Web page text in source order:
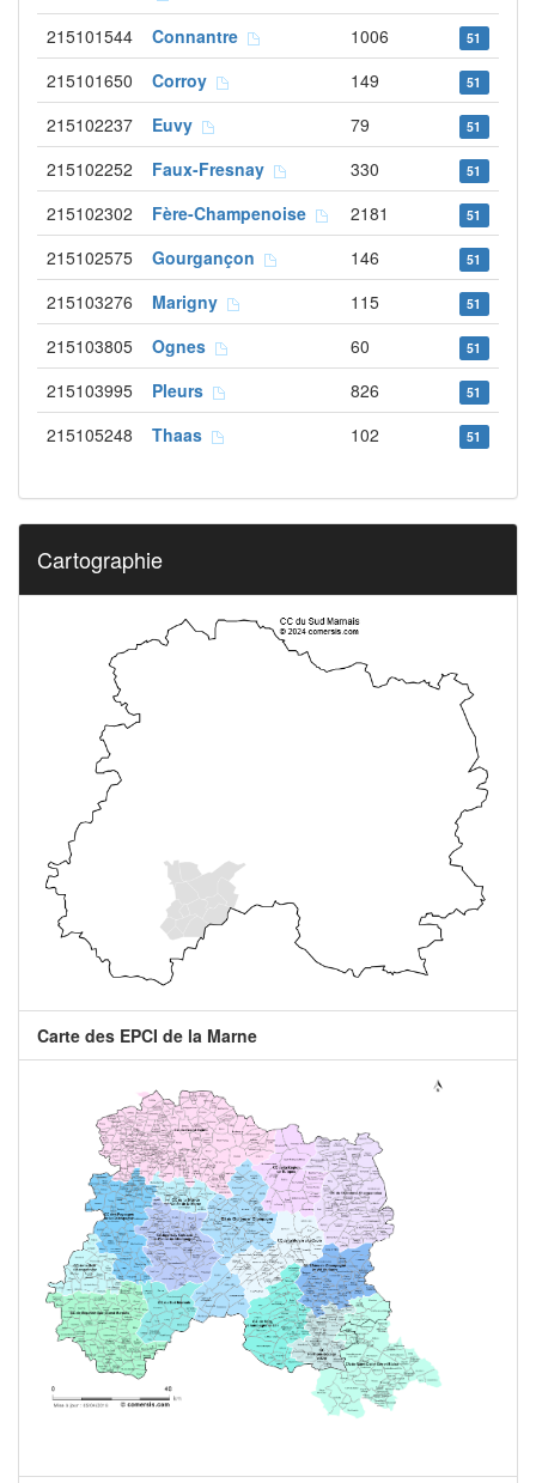
215101544 Connantre 1006 51
215101650 Corroy 149 51
215102237 Euvy 79 51
215102252 Faux-Fresnay 330 51
215102302 Fère-Champenoise 2181 51
215102575 Gourgançon 146 51
215103276 Marigny 115 51
215103805 Ognes 60 51
215103995 Pleurs 826 51
215105248 Thaas 102 51
Cartographie
Carte des EPCI de la Marne